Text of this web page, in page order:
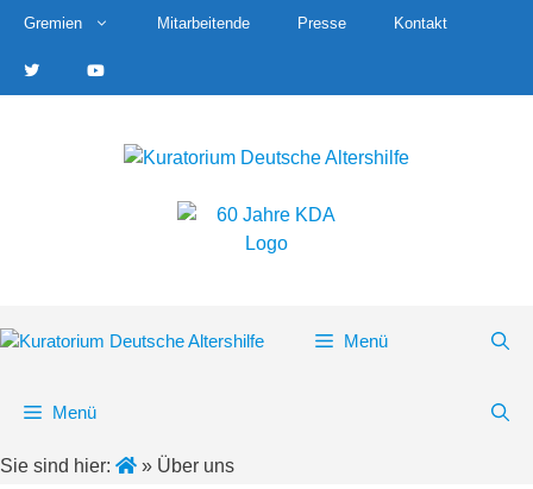
Zum
springen
Gremien Mitarbeitende Presse Kontakt
Menü
Menü
Sie sind hier: » Über uns